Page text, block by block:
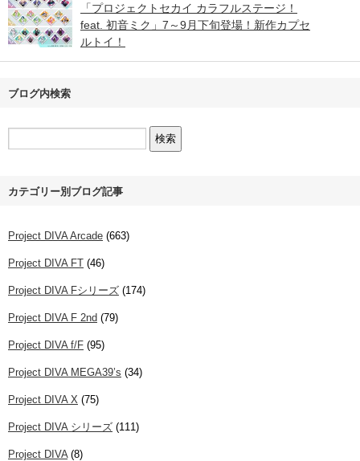
「プロジェクトセカイ カラフルステージ！
feat. 初音ミク」7～9月下旬登場！新作カプセ
ルトイ！
ブログ内検索
カテゴリー別ブログ記事
Project DIVA Arcade (663)
Project DIVA FT (46)
Project DIVA Fシリーズ (174)
Project DIVA F 2nd (79)
Project DIVA f/F (95)
Project DIVA MEGA39’s (34)
Project DIVA X (75)
Project DIVA シリーズ (111)
Project DIVA (8)